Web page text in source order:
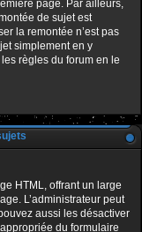
page. Par ailleurs,
de sujet est
la remontée n’est pas
simplement en y
règles du forum en le
HTML, offrant un large
L’administrateur peut
aussi les désactiver
du formulaire